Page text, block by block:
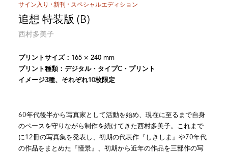
サイン入り 新刊 スペシャルエディション
追想 特装版 (B)
西村多美子
プリントサイズ：165 × 240 mm
プリント種類：デジタル・タイプC・プリント
イメージ3種、それぞれ10枚限定
60年代後半から写真家として活動を始め、現在に至るまで自身
のペースを守りながら制作を続けてきた西村多美子。これまで
に12冊の写真集を発表し、初期の代表作『しきしま』や70年代
の作品をまとめた『憧景』、初期から近年の作品を三部作の写